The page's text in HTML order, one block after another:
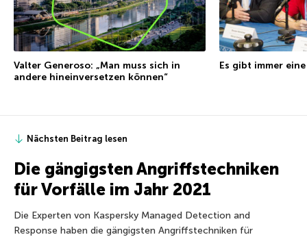
Valter Generoso: „Man muss sich in
andere hineinversetzen können“
Es gibt immer
Nächsten Beitrag lesen
Die gängigsten Angriffstechniken
für Vorfälle im Jahr 2021
Die Experten von Kaspersky Managed Detection and
Response haben die gängigsten Angriffstechniken für